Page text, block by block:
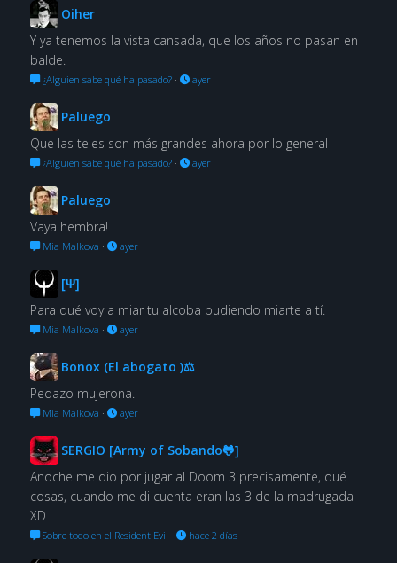
Oiher
Y ya tenemos la vista cansada, que los años no pasan en
balde.
¿Alguien sabe qué ha pasado?· ayer
Paluego
Que las teles son más grandes ahora por lo general
¿Alguien sabe qué ha pasado?· ayer
Paluego
Vaya hembra!
Mia Malkova · ayer
[Ψ]
Para qué voy a miar tu alcoba pudiendo miarte a tí.
Mia Malkova · ayer
Bonox (El abogato )⚖
Pedazo mujerona.
Mia Malkova · ayer
SERGIO [Army of Sobando🐸]
Anoche me dio por jugar al Doom 3 precisamente, qué
cosas, cuando me di cuenta eran las 3 de la madrugada
XD
Sobre todo en el Resident Evil · hace 2 días